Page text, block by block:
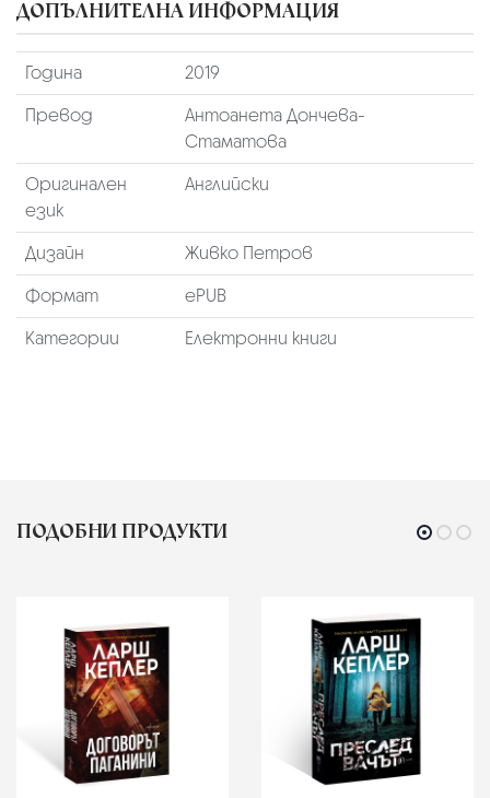
ДОПЪЛНИТЕЛНА ИНФОРМАЦИЯ
Година
2019
Превод
Антоанета Дончева-
Стаматова
Оригинален
език
Английски
Дизайн
Живко Петров
Формат
ePUB
Категории
Електронни книги
ПОДОБНИ ПРОДУКТИ